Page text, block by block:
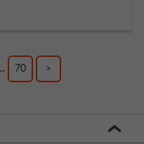
70 >